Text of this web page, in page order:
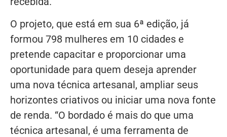
O projeto, que está em sua 6ª edição, já
formou 798 mulheres em 10 cidades e
pretende capacitar e proporcionar uma
oportunidade para quem deseja aprender
uma nova técnica artesanal, ampliar seus
horizontes criativos ou iniciar uma nova fonte
de renda. “O bordado é mais do que uma
técnica artesanal, é uma ferramenta de